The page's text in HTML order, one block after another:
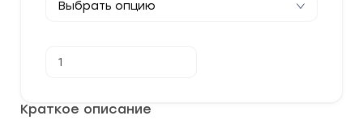
Краткое описание
товара
Школьный
этап